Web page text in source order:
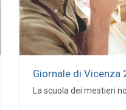
Giornale di Vicenza
La scuola dei mestieri